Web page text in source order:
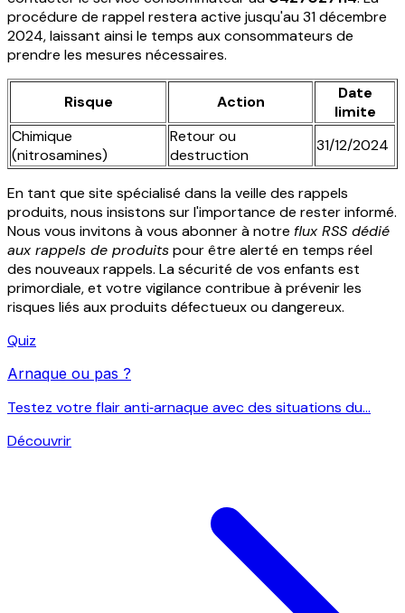
procédure de rappel restera active jusqu'au 31 décembre
2024, laissant ainsi le temps aux consommateurs de
prendre les mesures nécessaires.
Risque Action
Date
limite
Chimique
(nitrosamines)
Retour ou
destruction
31/12/2024
En tant que site spécialisé dans la veille des rappels
produits, nous insistons sur l'importance de rester informé.
Nous vous invitons à vous abonner à notre flux RSS dédié
aux rappels de produitspour être alerté en temps réel
des nouveaux rappels. La sécurité de vos enfants est
primordiale, et votre vigilance contribue à prévenir les
risques liés aux produits défectueux ou dangereux.
Quiz
Arnaque ou pas ?
Testez votre flair anti‑arnaque avec des situations du...
Découvrir